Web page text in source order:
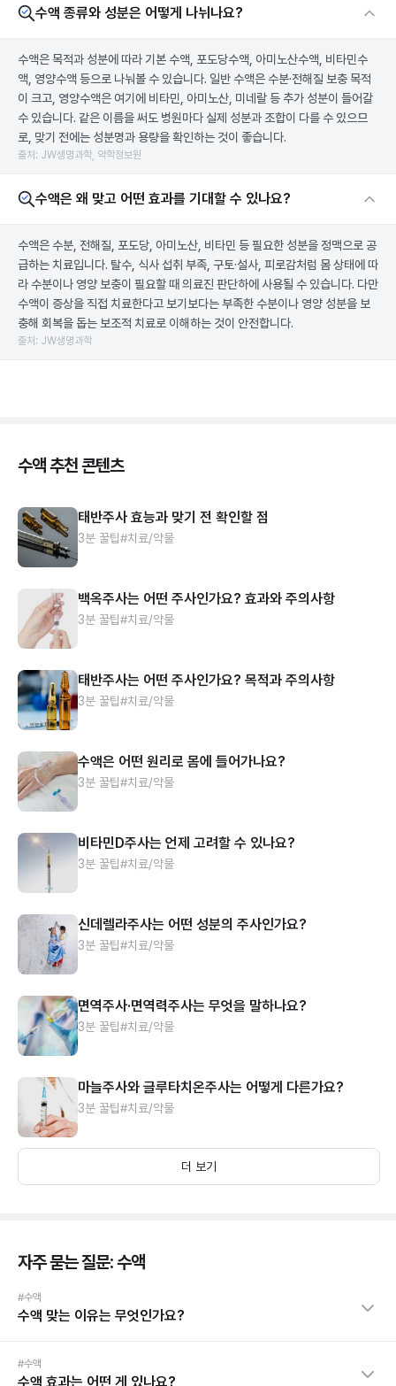
수액 종류와 성분은 어떻게 나뉘나요?
수액은 목적과 성분에 따라 기본 수액, 포도당수액, 아미노산수액, 비타민수
액, 영양수액 등으로 나눠볼 수 있습니다. 일반 수액은 수분·전해질 보충 목적
이 크고, 영양수액은 여기에 비타민, 아미노산, 미네랄 등 추가 성분이 들어갈
수 있습니다. 같은 이름을 써도 병원마다 실제 성분과 조합이 다를 수 있으므
로, 맞기 전에는 성분명과 용량을 확인하는 것이 좋습니다.
출처: JW생명과학, 약학정보원
수액은 왜 맞고 어떤 효과를 기대할 수 있나요?
수액은 수분, 전해질, 포도당, 아미노산, 비타민 등 필요한 성분을 정맥으로 공
급하는 치료입니다. 탈수, 식사 섭취 부족, 구토·설사, 피로감처럼 몸 상태에 따
라 수분이나 영양 보충이 필요할 때 의료진 판단하에 사용될 수 있습니다. 다만
수액이 증상을 직접 치료한다고 보기보다는 부족한 수분이나 영양 성분을 보
충해 회복을 돕는 보조적 치료로 이해하는 것이 안전합니다.
출처: JW생명과학
수액 추천 콘텐츠
태반주사 효능과 맞기 전 확인할 점
3분 꿀팁#치료/약물
백옥주사는 어떤 주사인가요? 효과와 주의사항
3분 꿀팁#치료/약물
태반주사는 어떤 주사인가요? 목적과 주의사항
3분 꿀팁#치료/약물
수액은 어떤 원리로 몸에 들어가나요?
3분 꿀팁#치료/약물
비타민D주사는 언제 고려할 수 있나요?
3분 꿀팁#치료/약물
신데렐라주사는 어떤 성분의 주사인가요?
3분 꿀팁#치료/약물
면역주사·면역력주사는 무엇을 말하나요?
3분 꿀팁#치료/약물
마늘주사와 글루타치온주사는 어떻게 다른가요?
3분 꿀팁#치료/약물
더 보기
자주 묻는 질문: 수액
#수액
수액 맞는 이유는 무엇인가요?
#수액
수액 효과는 어떤 게 있나요?